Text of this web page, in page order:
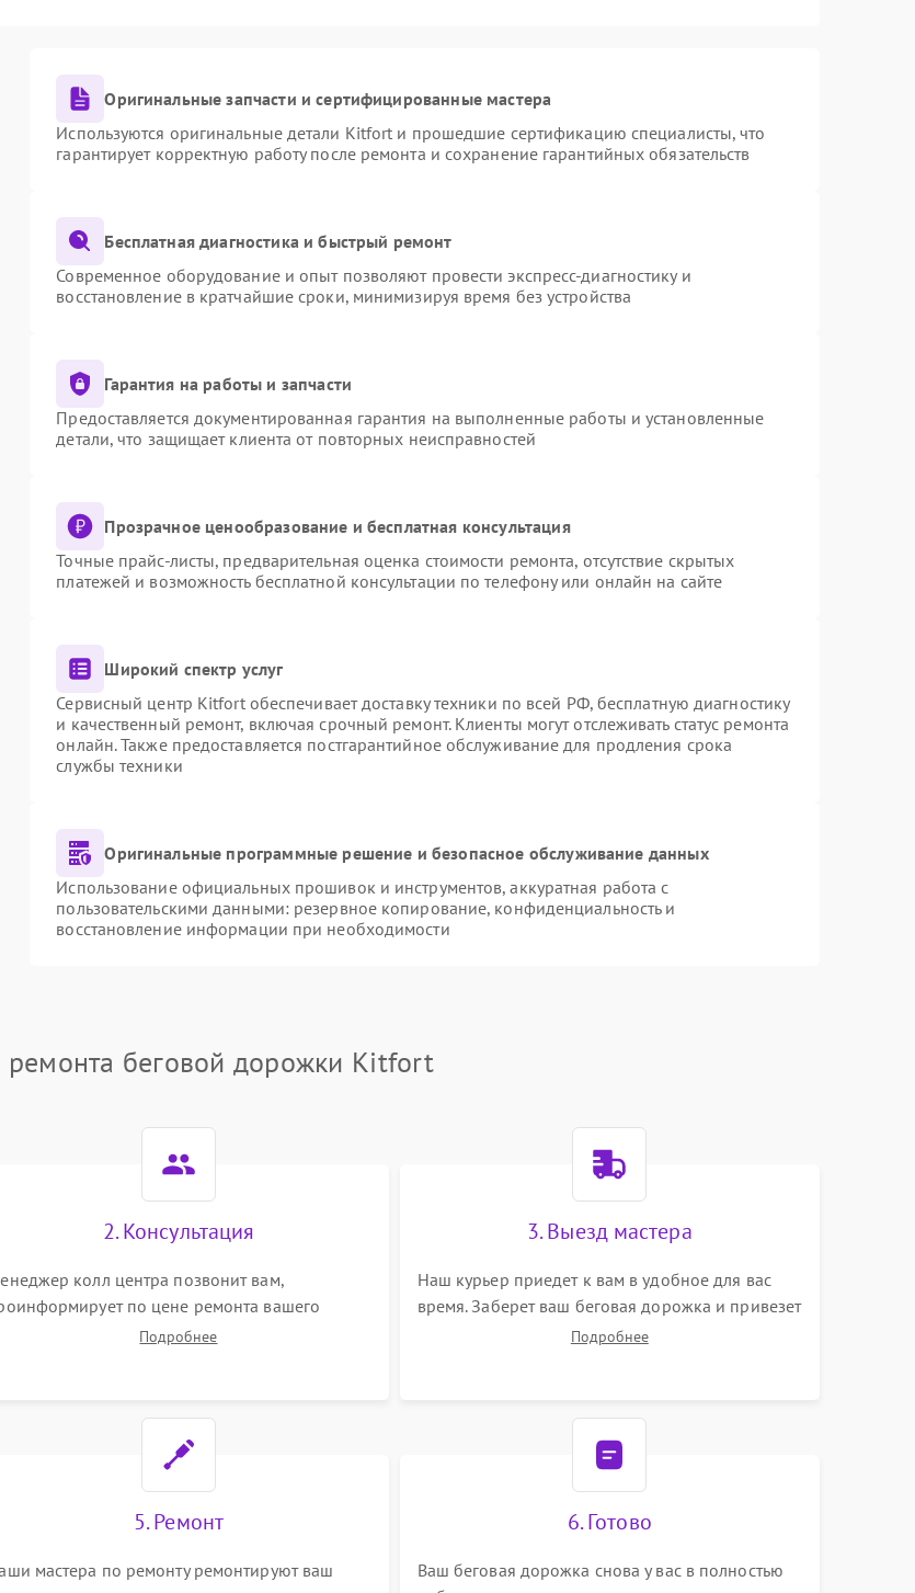
Оригинальные запчасти и сертифицированные мастера
Используются оригинальные детали Kitfort и прошедшие сертификацию специалисты, что
гарантирует корректную работу после ремонта и сохранение гарантийных обязательств
Бесплатная диагностика и быстрый ремонт
Современное оборудование и опыт позволяют провести экспресс-диагностику и
восстановление в кратчайшие сроки, минимизируя время без устройства
Гарантия на работы и запчасти
Предоставляется документированная гарантия на выполненные работы и установленные
детали, что защищает клиента от повторных неисправностей
Прозрачное ценообразование и бесплатная консультация
Точные прайс-листы, предварительная оценка стоимости ремонта, отсутствие скрытых
платежей и возможность бесплатной консультации по телефону или онлайн на сайте
Широкий спектр услуг
Сервисный центр Kitfort обеспечивает доставку техники по всей РФ, бесплатную диагностику
и качественный ремонт, включая срочный ремонт. Клиенты могут отслеживать статус ремонта
онлайн. Также предоставляется постгарантийное обслуживание для продления срока
службы техники
Оригинальные программные решение и безопасное обслуживание данных
Использование официальных прошивок и инструментов, аккуратная работа с
пользовательскими данными: резервное копирование, конфиденциальность и
восстановление информации при необходимости
ремонта беговой дорожки Kitfort
2. Консультация
колл центра позвонит вам,
по цене ремонта вашего
дорожки а также ответит на все ваши
Подробнее
3. Выезд мастера
Наш курьер приедет к вам в удобное для вас
время. Заберет ваш беговая дорожка и привезет
на склад для диагностики.
Подробнее
5. Ремонт
мастера по ремонту ремонтируют ваш
6. Готово
Ваш беговая дорожка снова у вас в полностью